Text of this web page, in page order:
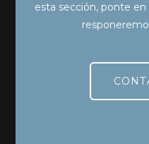
esta sección, ponte